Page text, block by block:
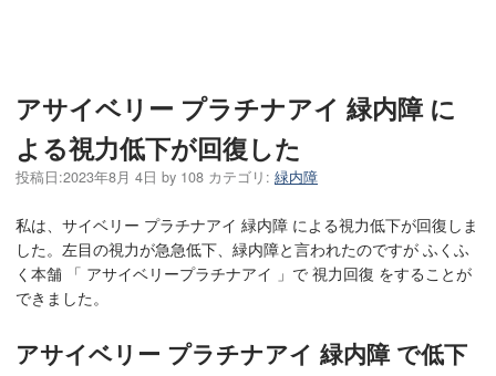
アサイベリー プラチナアイ 緑内障 に
よる視力低下が回復した
投稿日:2023年8月 4日 by 108 カテゴリ: 緑内障
私は、サイベリー プラチナアイ 緑内障 による視力低下が回復しま
した。左目の視力が急急低下、緑内障と言われたのですが ふくふ
く本舗 「 アサイベリープラチナアイ 」で 視力回復 をすることが
できました。
アサイベリー プラチナアイ 緑内障 で低下